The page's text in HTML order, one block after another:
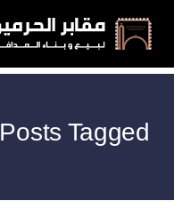
Posts Tagged: مقابر طريق الفيوم